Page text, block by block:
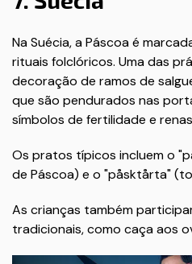
Na Suécia, a Páscoa é
rituais folclóricos. Uma das
decoração de ramos de
que são pendurados nas
símbolos de fertilidade e
Os pratos típicos incluem o
de Páscoa) e o "påsktårta"
As crianças também
tradicionais, como caça aos